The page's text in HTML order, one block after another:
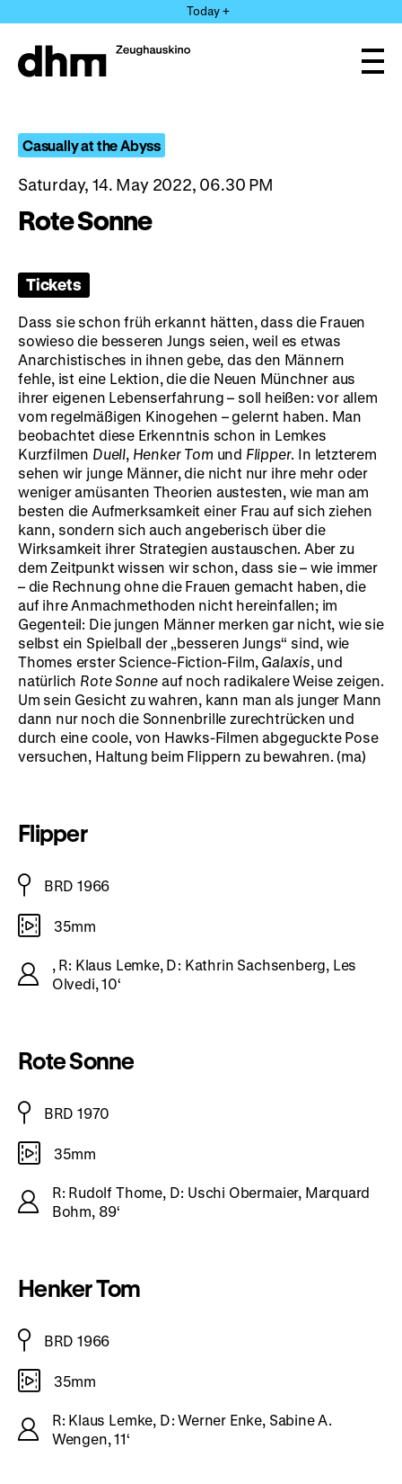
directly
the
Today +
Casually at the Abyss
Saturday, 14. May 2022, 06.30 PM
Rote Sonne
Tickets
Dass sie schon früh erkannt hätten, dass die Frauen
sowieso die besseren Jungs seien, weil es etwas
Anarchistisches in ihnen gebe, das den Männern
fehle, ist eine Lektion, die die Neuen Münchner aus
ihrer eigenen Lebenserfahrung – soll heißen: vor allem
vom regelmäßigen Kinogehen – gelernt haben. Man
beobachtet diese Erkenntnis schon in Lemkes
Kurzfilmen Duell, Henker Tom und Flipper. In letzterem
sehen wir junge Männer, die nicht nur ihre mehr oder
weniger amüsanten Theorien austesten, wie man am
besten die Aufmerksamkeit einer Frau auf sich ziehen
kann, sondern sich auch angeberisch über die
Wirksamkeit ihrer Strategien austauschen. Aber zu
dem Zeitpunkt wissen wir schon, dass sie – wie immer
– die Rechnung ohne die Frauen gemacht haben, die
auf ihre Anmachmethoden nicht hereinfallen; im
Gegenteil: Die jungen Männer merken gar nicht, wie sie
selbst ein Spielball der „besseren Jungs“ sind, wie
Thomes erster Science-Fiction-Film, Galaxis, und
natürlich Rote Sonne auf noch radikalere Weise zeigen.
Um sein Gesicht zu wahren, kann man als junger Mann
dann nur noch die Sonnenbrille zurechtrücken und
durch eine coole, von Hawks-Filmen abgeguckte Pose
versuchen, Haltung beim Flippern zu bewahren. (ma)
Flipper
BRD 1966
35mm
, R: Klaus Lemke, D: Kathrin Sachsenberg, Les
Olvedi, 10‘
Rote Sonne
BRD 1970
35mm
R: Rudolf Thome, D: Uschi Obermaier, Marquard
Bohm, 89‘
Henker Tom
BRD 1966
35mm
R: Klaus Lemke, D: Werner Enke, Sabine A.
Wengen, 11‘